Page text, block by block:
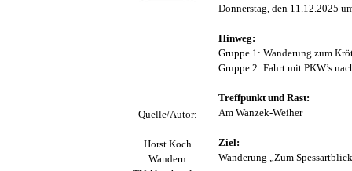
Quelle/Autor:
Horst Koch
Wandern
Donnerstag, den 11.12.2025
Hinweg:
Gruppe 1: Wanderung zum
Gruppe 2: Fahrt mit PKW’s
Treffpunkt und Rast:
Am Wanzek-Weiher
Ziel:
Wanderung „Zum